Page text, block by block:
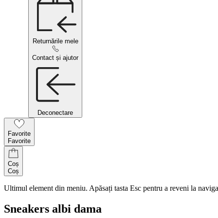
Returnările mele
Contact și ajutor
Deconectare
Favorite
Favorite
Coș
Coș
Ultimul element din meniu. Apăsați tasta Esc pentru a reveni la
Sneakers albi dama